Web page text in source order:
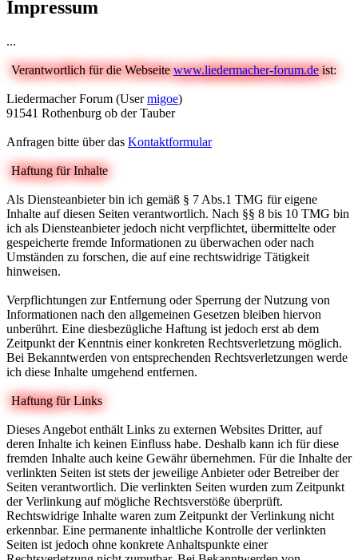
Impressum
...
Verantwortlich für die Webseitewww.liedermacher-forum.deist:
Liedermacher Forum (Usermigoe)
91541 Rothenburg ob der Tauber
Anfragen bitte über das Kontaktformular
Haftung für Inhalte
Als Diensteanbieter bin ich gemäß § 7 Abs.1 TMG für eigene
Inhalte auf diesen Seiten verantwortlich. Nach §§ 8 bis 10 TMG bin
ich als Diensteanbieter jedoch nicht verpflichtet, übermittelte oder
gespeicherte fremde Informationen zu überwachen oder nach
Umständen zu forschen, die auf eine rechtswidrige Tätigkeit
hinweisen.
Verpflichtungen zur Entfernung oder Sperrung der Nutzung von
Informationen nach den allgemeinen Gesetzen bleiben hiervon
unberührt. Eine diesbezügliche Haftung ist jedoch erst ab dem
Zeitpunkt der Kenntnis einer konkreten Rechtsverletzung möglich.
Bei Bekanntwerden von entsprechenden Rechtsverletzungen werde
ich diese Inhalte umgehend entfernen.
Haftung für Links
Dieses Angebot enthält Links zu externen Websites Dritter, auf
deren Inhalte ich keinen Einfluss habe. Deshalb kann ich für diese
fremden Inhalte auch keine Gewähr übernehmen. Für die Inhalte der
verlinkten Seiten ist stets der jeweilige Anbieter oder Betreiber der
Seiten verantwortlich. Die verlinkten Seiten wurden zum Zeitpunkt
der Verlinkung auf mögliche Rechtsverstöße überprüft.
Rechtswidrige Inhalte waren zum Zeitpunkt der Verlinkung nicht
erkennbar. Eine permanente inhaltliche Kontrolle der verlinkten
Seiten ist jedoch ohne konkrete Anhaltspunkte einer